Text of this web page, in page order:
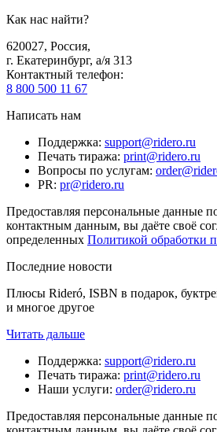
Как нас найти?
620027, Россия,
г. Екатеринбург, а/я 313
Контактный телефон:
8 800 500 11 67
Написать нам
Поддержка: support@ridero.ru
Печать тиража: print@ridero.ru
Вопросы по услугам:
PR: pr@ridero.ru
Предоставляя персональные данные
контактным данным, вы даёте своё
определенных Политикой обработки
Последние новости
Плюсы Rideró, ISBN в подарок,
и многое другое
Читать дальше
Поддержка: support@ridero.ru
Печать тиража: print@ridero.ru
Наши услуги: order@ridero.ru
Предоставляя персональные данные